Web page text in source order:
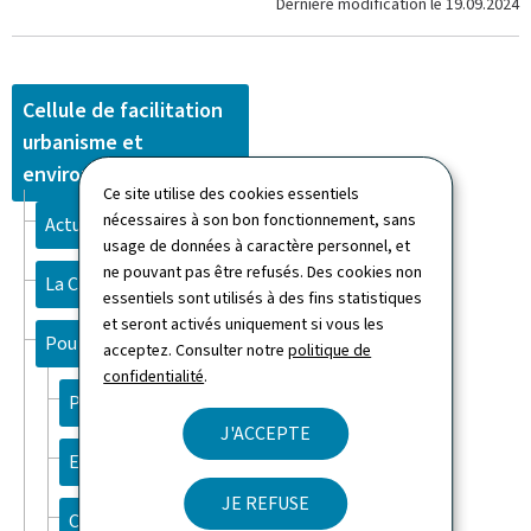
Ce site utilise des cookies essentiels
nécessaires à son bon fonctionnement, sans
usage de données à caractère personnel, et
ne pouvant pas être refusés. Des cookies non
essentiels sont utilisés à des fins statistiques
et seront activés uniquement si vous les
acceptez. Consulter notrepolitique de
confidentialité.
J'ACCEPTE
JE REFUSE
Cellule de facilitation
urbanisme et
environnement
Actualités
La CFUE
Pour qui?
Particuliers
Entrepreneurs(euses)
Communes